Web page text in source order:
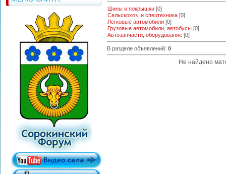
Шины и покрышки [0]
Сельскохоз. и спецтехника [0]
Легковые автомобили [0]
Грузовые автомобили, автобусы [0]
Автозапчасти, оборудование [0]
В разделе объявлений: 0
Не найдено